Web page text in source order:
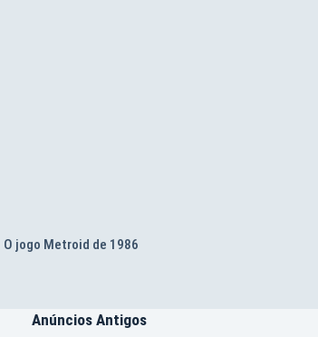
O jogo Metroid de 1986
Anúncios Antigos